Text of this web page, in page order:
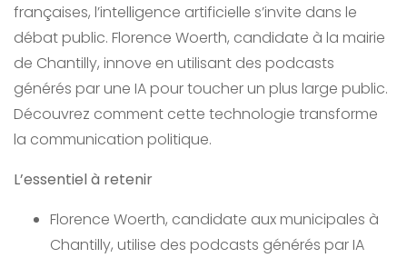
françaises, l’intelligence artificielle s’invite dans le
débat public. Florence Woerth, candidate à la mairie
de Chantilly, innove en utilisant des podcasts
générés par une IA pour toucher un plus large public.
Découvrez comment cette technologie transforme
la communication politique.
L’essentiel à retenir
Florence Woerth, candidate aux municipales à
Chantilly, utilise des podcasts générés par IA